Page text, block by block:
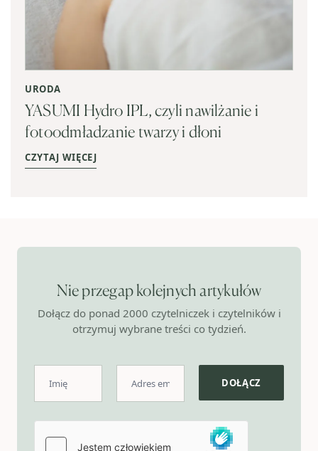
URODA
YASUMI Hydro IPL, czyli nawilżanie i
fotoodmładzanie twarzy i dłoni
CZYTAJ WIĘCEJ
Nie przegap kolejnych artykułów
Dołącz do ponad 2000 czytelniczek i czytelników i
otrzymuj wybrane treści co tydzień.